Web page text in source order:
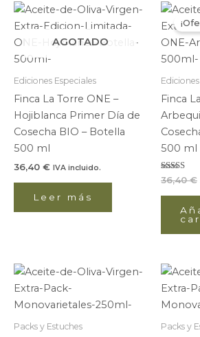
AGOTADO
Ediciones Especiales
Finca La Torre ONE –
Hojiblanca Primer Día de
Cosecha BIO – Botella
500 ml
36,40 € IVA incluido.
Leer más
Finca
500 ml
Valorado
con
5.00
36,40€
Packs y Estuches Packs y